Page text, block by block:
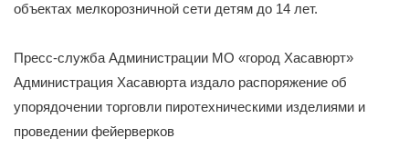
объектах мелкорозничной сети детям до 14 лет.
Пресс-служба Администрации МО «город Хасавюрт»
Администрация Хасавюрта издало распоряжение об
упорядочении торговли пиротехническими изделиями и
проведении фейерверков